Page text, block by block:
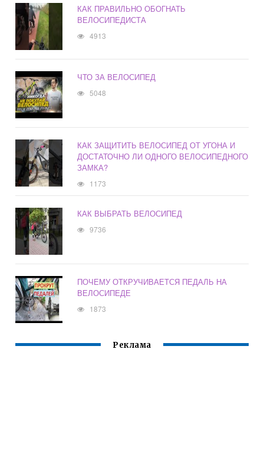
КАК ПРАВИЛЬНО ОБОГНАТЬ
ВЕЛОСИПЕДИСТА
4913
ЧТО ЗА ВЕЛОСИПЕД
5048
КАК ЗАЩИТИТЬ ВЕЛОСИПЕД ОТ УГОНА И
ДОСТАТОЧНО ЛИ ОДНОГО ВЕЛОСИПЕДНОГО
ЗАМКА?
1173
КАК ВЫБРАТЬ ВЕЛОСИПЕД
9736
ПОЧЕМУ ОТКРУЧИВАЕТСЯ ПЕДАЛЬ НА
ВЕЛОСИПЕДЕ
1873
Реклама